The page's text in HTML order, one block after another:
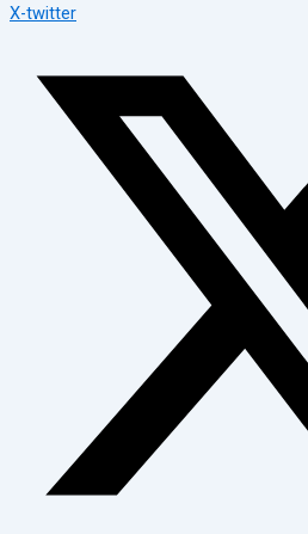
X-twitter